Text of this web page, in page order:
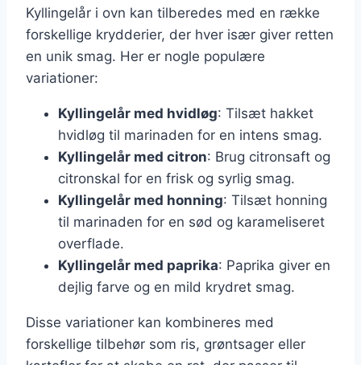
Kyllingelår i ovn kan tilberedes med en række
forskellige krydderier, der hver især giver retten
en unik smag. Her er nogle populære
variationer:
Kyllingelår med hvidløg: Tilsæt hakket
hvidløg til marinaden for en intens smag.
Kyllingelår med citron: Brug citronsaft og
citronskal for en frisk og syrlig smag.
Kyllingelår med honning: Tilsæt honning
til marinaden for en sød og karameliseret
overflade.
Kyllingelår med paprika: Paprika giver en
dejlig farve og en mild krydret smag.
Disse variationer kan kombineres med
forskellige tilbehør som ris, grøntsager eller